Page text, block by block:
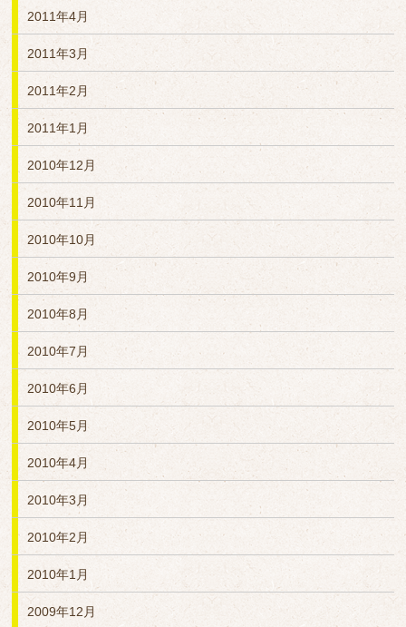
2011年4月
2011年3月
2011年2月
2011年1月
2010年12月
2010年11月
2010年10月
2010年9月
2010年8月
2010年7月
2010年6月
2010年5月
2010年4月
2010年3月
2010年2月
2010年1月
2009年12月